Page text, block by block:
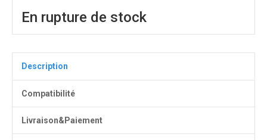
En rupture de stock
Description
Compatibilité
Livraison&Paiement